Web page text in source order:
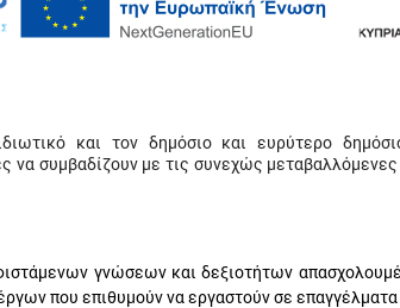
και τον δημόσιο και ευρύτερο
να συμβαδίζουν με τις συνεχώς
γνώσεων και δεξιοτήτων
που επιθυμούν να εργαστούν σε επαγγέλματα